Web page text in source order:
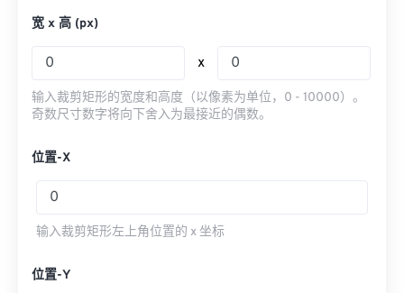
宽 x 高 (px)
x
输入裁剪矩形的宽度和高度（以像素为单位，0 - 10000）。
奇数尺寸数字将向下舍入为最接近的偶数。
位置-X
输入裁剪矩形左上角位置的 x 坐标
位置-Y